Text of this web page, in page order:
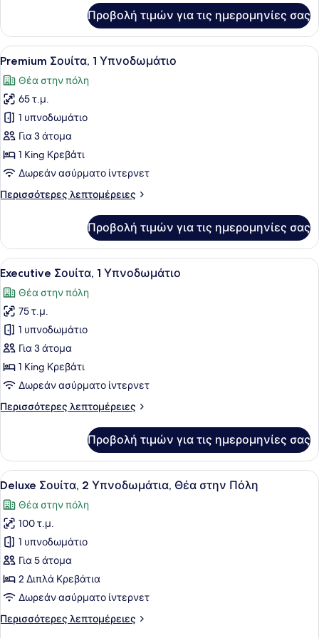
Σουίτα,
Υπνοδωμάτιο
Προβολή τιμών για τις ημερομηνίες σας
Προβολή
όλων
των
φωτογραφιών
για
Premium
Σουίτα,
1
Υπνοδωμάτιο
Premium Σουίτα, 1 Υπνοδωμάτιο |
4
Premium Σουίτα, 1 Υπνοδωμάτιο
Θέα στην πόλη
65 τ.μ.
1 υπνοδωμάτιο
Για 3 άτομα
1 King Κρεβάτι
Δωρεάν ασύρματο ίντερνετ
Περισσότερες λεπτομέρειες
Περισσότερες
Σουίτα,
Υπνοδωμάτιο
Προβολή τιμών για τις ημερομηνίες σας
Προβολή
όλων
των
φωτογραφιών
για
Executive
Σουίτα,
1
Υπνοδωμάτιο
Executive Σουίτα, 1 Υπνοδωμάτιο |
5
Executive Σουίτα, 1 Υπνοδωμάτιο
Θέα στην πόλη
75 τ.μ.
1 υπνοδωμάτιο
Για 3 άτομα
1 King Κρεβάτι
Δωρεάν ασύρματο ίντερνετ
Περισσότερες λεπτομέρειες
Περισσότερες
Σουίτα,
Υπνοδωμάτιο
Προβολή τιμών για τις ημερομηνίες σας
Προβολή
όλων
των
φωτογραφιών
για
Deluxe
Σουίτα,
2
Υπνοδωμάτια,
Θέα
Deluxe Σουίτα, 2 Υπνοδωμάτια,
7
Deluxe Σουίτα, 2 Υπνοδωμάτια, Θέα στην Πόλη
Θέα στην πόλη
100 τ.μ.
1 υπνοδωμάτιο
Για 5 άτομα
2 Διπλά Κρεβάτια
Δωρεάν ασύρματο ίντερνετ
Περισσότερες λεπτομέρειες
Περισσότερες